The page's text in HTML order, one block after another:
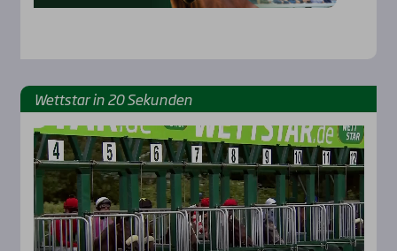
Rennbahnen
Wett­star in 20 Sekun­den